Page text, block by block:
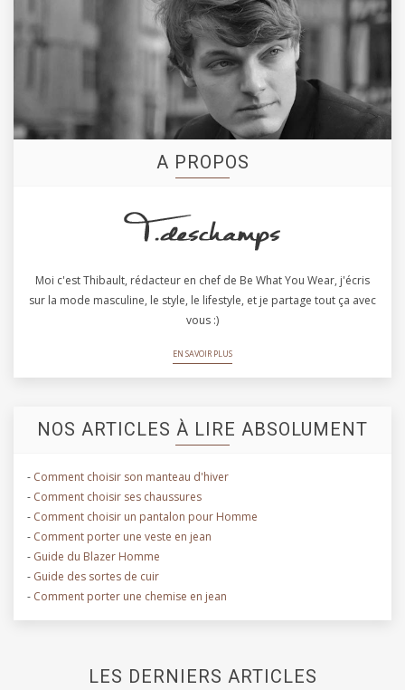
A PROPOS
Moi c'est Thibault, rédacteur en chef de Be What You Wear, j'écris
sur la mode masculine, le style, le lifestyle, et je partage tout ça avec
vous :)
EN SAVOIR PLUS
NOS ARTICLES À LIRE ABSOLUMENT
- Comment choisir son manteau d'hiver
- Comment choisir ses chaussures
- Comment choisir un pantalon pour Homme
- Comment porter une veste en jean
- Guide du Blazer Homme
- Guide des sortes de cuir
- Comment porter une chemise en jean
LES DERNIERS ARTICLES